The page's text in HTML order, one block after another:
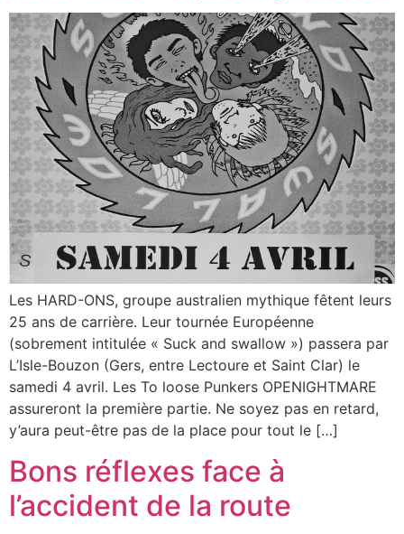
Les HARD-ONS, groupe australien mythique fêtent leurs
25 ans de carrière. Leur tournée Européenne
(sobrement intitulée « Suck and swallow ») passera par
L’Isle-Bouzon (Gers, entre Lectoure et Saint Clar) le
samedi 4 avril. Les To loose Punkers OPENIGHTMARE
assureront la première partie. Ne soyez pas en retard,
y’aura peut-être pas de la place pour tout le […]
Bons réflexes face à
l’accident de la route